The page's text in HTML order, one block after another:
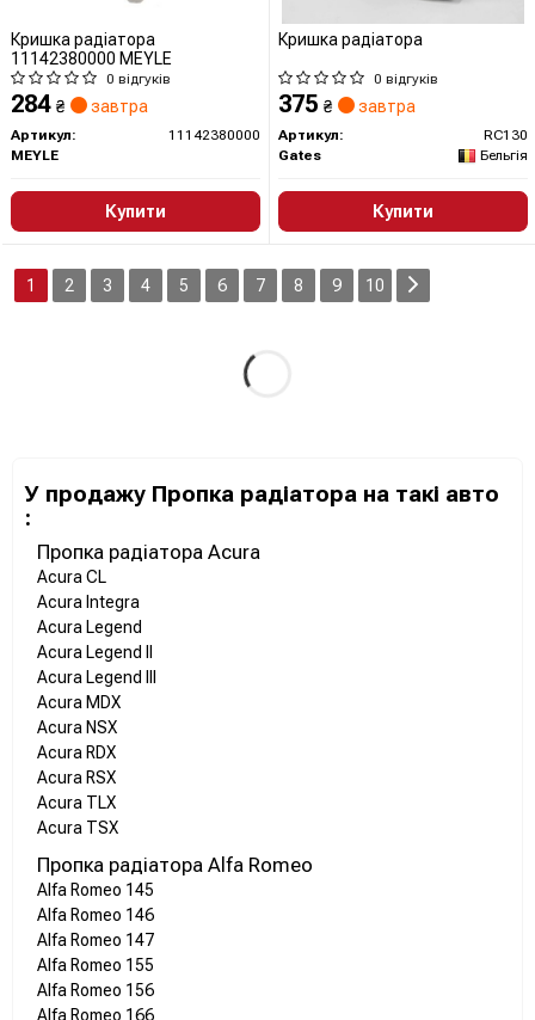
Кришка радіатора
11142380000 MEYLE
0 відгуків
284 ₴ завтра
Артикул:
11142380000
MEYLE
Купити
Кришка радіатора
0 відгуків
375 ₴ завтра
Артикул:
RC130
Gates
Бельгія
Купити
1 2 3 4 5 6 7 8 9 10
У продажу Пропка радіатора на такі авто
:
Пропка радіатора Acura
Acura CL
Acura Integra
Acura Legend
Acura Legend II
Acura Legend III
Acura MDX
Acura NSX
Acura RDX
Acura RSX
Acura TLX
Acura TSX
Пропка радіатора Alfa Romeo
Alfa Romeo 145
Alfa Romeo 146
Alfa Romeo 147
Alfa Romeo 155
Alfa Romeo 156
Alfa Romeo 166